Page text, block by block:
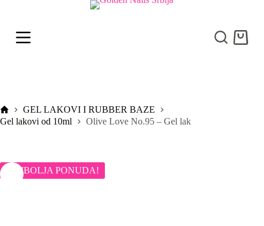
p
e
n
PočetnaGEL LAKOVI I RUBBER BAZE
Gel lakovi od 10ml
Olive Love No.95 – Gel lak
NAJBOLJA PONUDA!